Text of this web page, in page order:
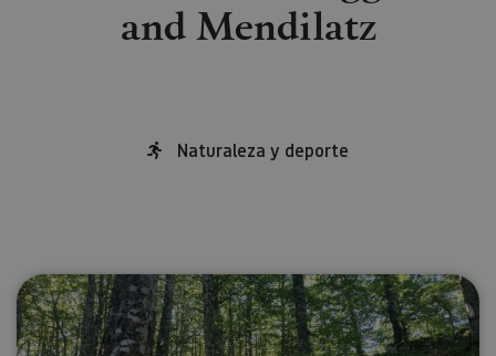
and Mendilatz
Naturaleza y deporte